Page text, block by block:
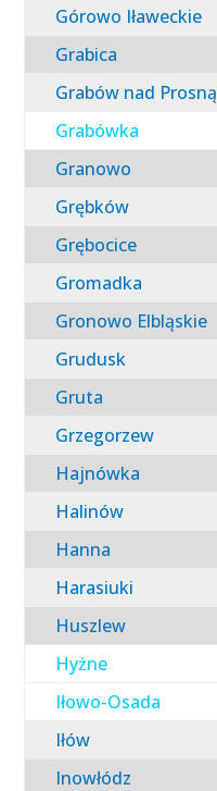
Górowo Iławeckie
Grabica
Grabów nad Prosną
Grabówka
Granowo
Grębków
Grębocice
Gromadka
Gronowo Elbląskie
Grudusk
Gruta
Grzegorzew
Hajnówka
Halinów
Hanna
Harasiuki
Huszlew
Hyżne
Iłowo-Osada
Iłów
Inowłódz